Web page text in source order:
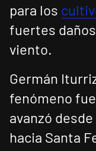
para los
fuertes
viento.
Germán
fenómeno fue
avanzó
hacia Santa